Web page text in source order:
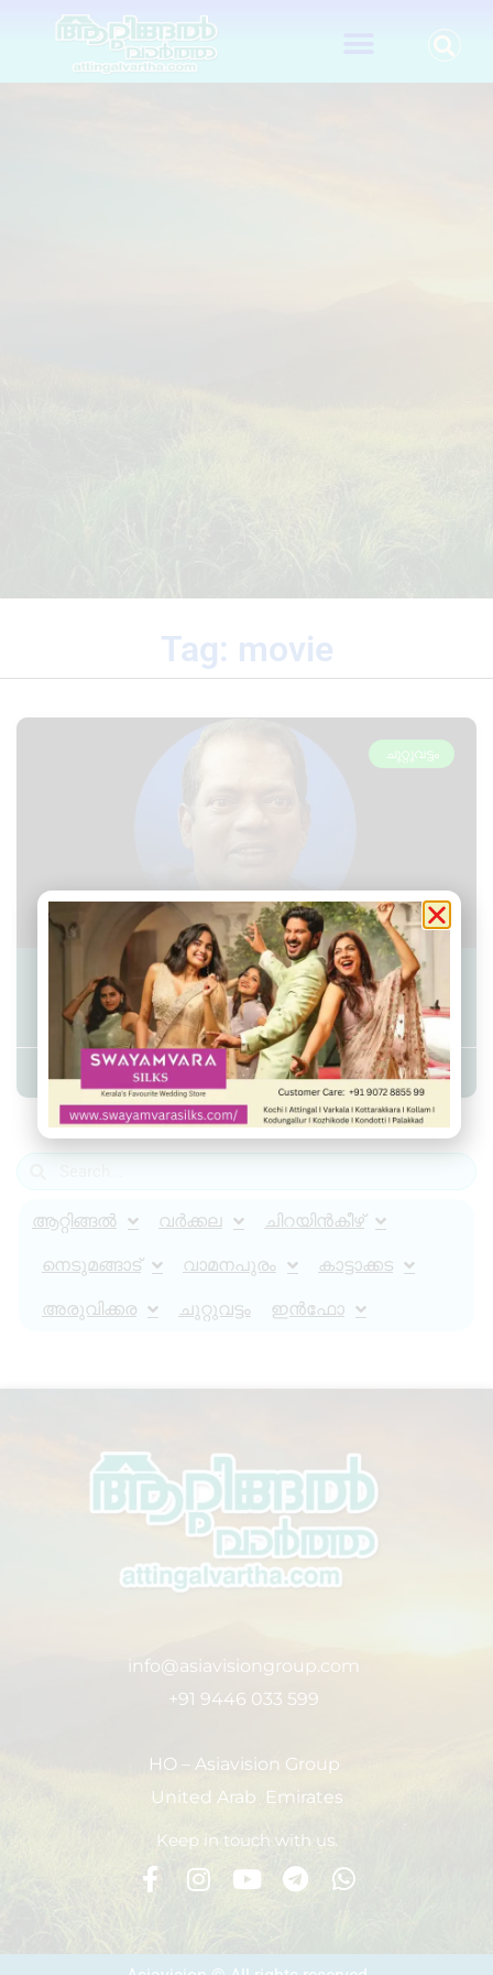
Tag: movie
ചുറ്റുവട്ടം
നടൻ സലിം കുമാർ അന്തരിച്ചു
Admin YS June 6, 2026 11:58 pm
ആറ്റിങ്ങൽ വർക്കല ചിറയിൻകീഴ്
നെടുമങ്ങാട് വാമനപുരം കാട്ടാക്കട
അരുവിക്കര ചുറ്റുവട്ടം ഇൻഫോ
info@asiavisiongroup.com
+91 9446 033 599
HO – Asiavision Group
United Arab Emirates
Keep in touch with us.